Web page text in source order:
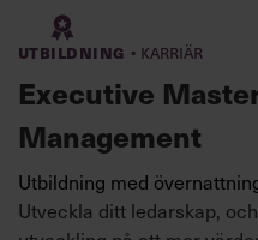
Utbildning · Karriär
Executive
Management
Utbildning med
Utveckla ditt ledarskap,